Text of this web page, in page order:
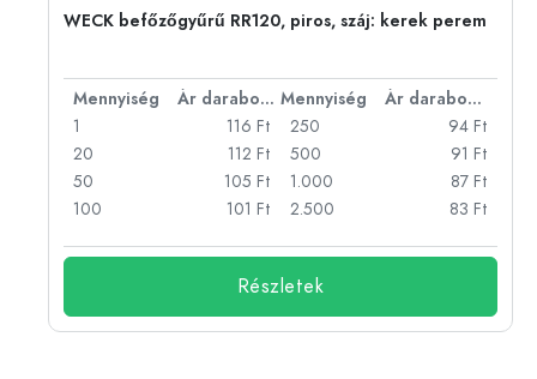
WECK befőzőgyűrű RR120, piros, száj: kerek perem
Mennyiség Ár darabonként Mennyiség
Ár darabonként
1
116 Ft
20
112 Ft
50
105 Ft
100
101 Ft
250
94 Ft
500
91 Ft
1.000
87 Ft
2.500
83 Ft
Részletek